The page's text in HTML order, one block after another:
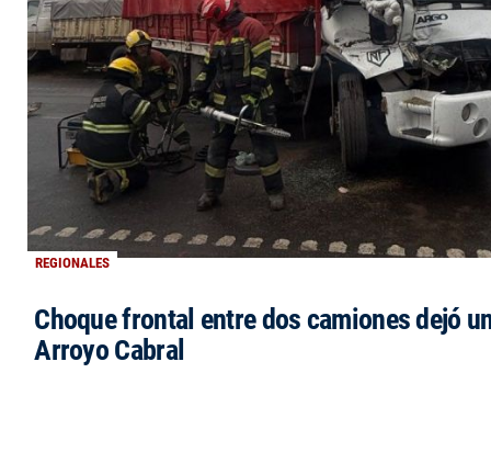
REGIONALES
Choque frontal entre dos camiones dejó
Arroyo Cabral